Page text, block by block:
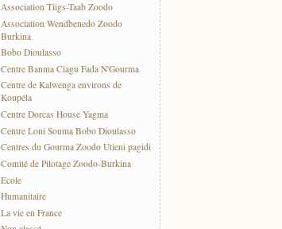
Association Tiigs-Taab Zoodo
Association Wendbenedo Zoodo
Burkina
Bobo Dioulasso
Centre Banma Ciagu Fada N'Gourma
Centre de Kalwenga environs de
Koupéla
Centre Dorcas House Yagma
Centre Loni Souma Bobo Dioulasso
Centres du Gourma Zoodo Utieni pagidi
Comité de Pilotage Zoodo-Burkina
Ecole
Humanitaire
La vie en France